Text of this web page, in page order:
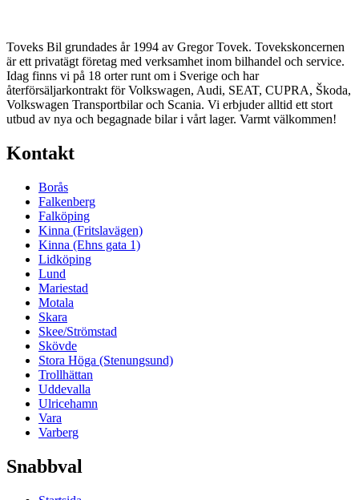
Toveks Bil grundades år 1994 av Gregor Tovek. Tovekskoncernen
är ett privatägt företag med verksamhet inom bilhandel och service.
Idag finns vi på 18 orter runt om i Sverige och har
återförsäljarkontrakt för Volkswagen, Audi, SEAT, CUPRA, Škoda,
Volkswagen Transportbilar och Scania. Vi erbjuder alltid ett stort
utbud av nya och begagnade bilar i vårt lager. Varmt välkommen!
Kontakt
Borås
Falkenberg
Falköping
Kinna (Fritslavägen)
Kinna (Ehns gata 1)
Lidköping
Lund
Mariestad
Motala
Skara
Skee/Strömstad
Skövde
Stora Höga (Stenungsund)
Trollhättan
Uddevalla
Ulricehamn
Vara
Varberg
Snabbval